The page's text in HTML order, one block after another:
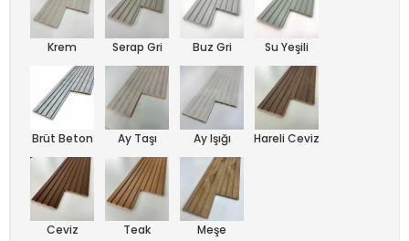
Krem Serap Gri Buz Gri Su Yeşili
Brüt Beton Ay Taşı Ay Işığı Hareli Ceviz
Ceviz Teak Meşe